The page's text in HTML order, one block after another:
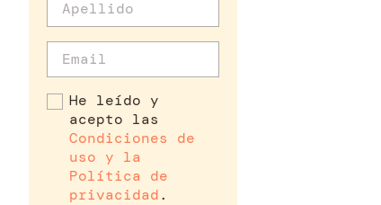
He leído y
acepto las
Condiciones de
uso y la
Política de
privacidad.